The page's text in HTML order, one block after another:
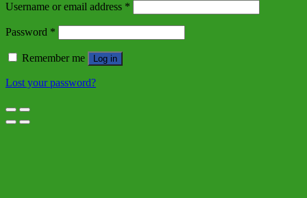
Username or email address *
Password *
Remember me Log in
Lost your password?